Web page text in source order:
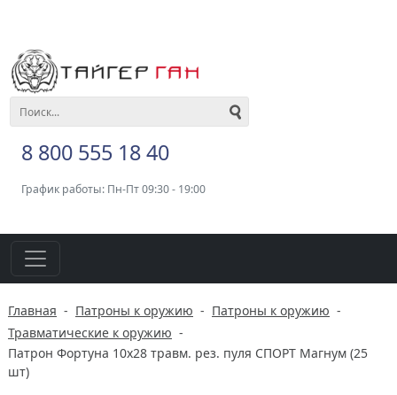
8 800 555 18 40
График работы: Пн-Пт 09:30 - 19:00
Главная - Патроны к оружию - Патроны к оружию -
Травматические к оружию -
Патрон Фортуна 10х28 травм. рез. пуля СПОРТ Магнум (25
шт)